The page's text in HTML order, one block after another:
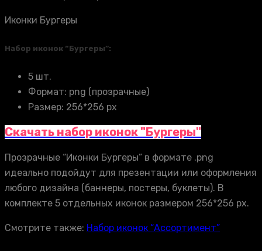
Иконки Бургеры
Набор иконок “Бургеры”:
5 шт.
Формат: png (прозрачные)
Размер: 256*256 px
Скачать набор иконок "Бургеры"
Прозрачные “Иконки Бургеры” в формате .png
идеально подойдут для презентации или оформления
любого дизайна (баннеры, постеры, буклеты). В
комплекте 5 отдельных иконок размером 256*256 px.
Смотрите также: Набор иконок “Ассортимент”